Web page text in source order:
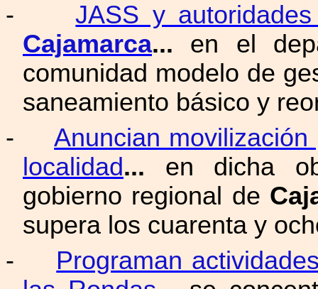
-
JASS y
Cajamarca... en el
comunidad modelo de
saneamiento básico y
-
Anuncian
localidad... en dicha
gobierno regional de
supera los cuarenta y
-
Programan